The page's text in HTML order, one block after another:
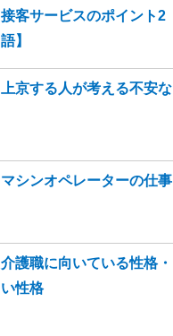
接客サービスのポイント2
語】
上京する人が考える不安
マシンオペレーターの仕
介護職に向いている性格
い性格